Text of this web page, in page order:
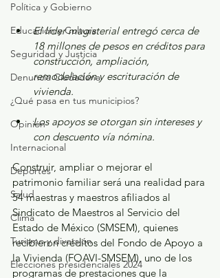
Política y Gobierno
Educación y Cultura
Seguridad y Justicia
Denuncia Ciudadana
¿Qué pasa en tus municipios?
Opinión
Internacional
Deportes
Salud
Clima
Turismo y diversión
Elecciones presidenciales 2024
El líder magisterial entregó cerca de
18 millones de pesos en créditos para
construcción, ampliación,
remodelación y escrituración de
vivienda.
Los apoyos se otorgan sin intereses y
con descuento vía nómina.
Construir, ampliar o mejorar el
patrimonio familiar será una realidad para
54 maestras y maestros afiliados al
Sindicato de Maestros al Servicio del
Estado de México (SMSEM), quienes
recibieron créditos del Fondo de Apoyo a
la Vivienda (FOAVI-SMSEM), uno de los
programas de prestaciones que la